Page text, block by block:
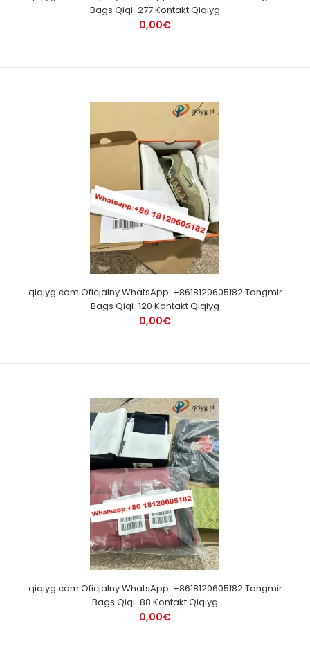
Bags Qiqi-277 Kontakt Qiqiyg
0,00€
qiqiyg.com Oficjalny WhatsApp: +8618120605182 Tangmir
Bags Qiqi-120 Kontakt Qiqiyg
0,00€
qiqiyg.com Oficjalny WhatsApp: +8618120605182 Tangmir
Bags Qiqi-88 Kontakt Qiqiyg
0,00€